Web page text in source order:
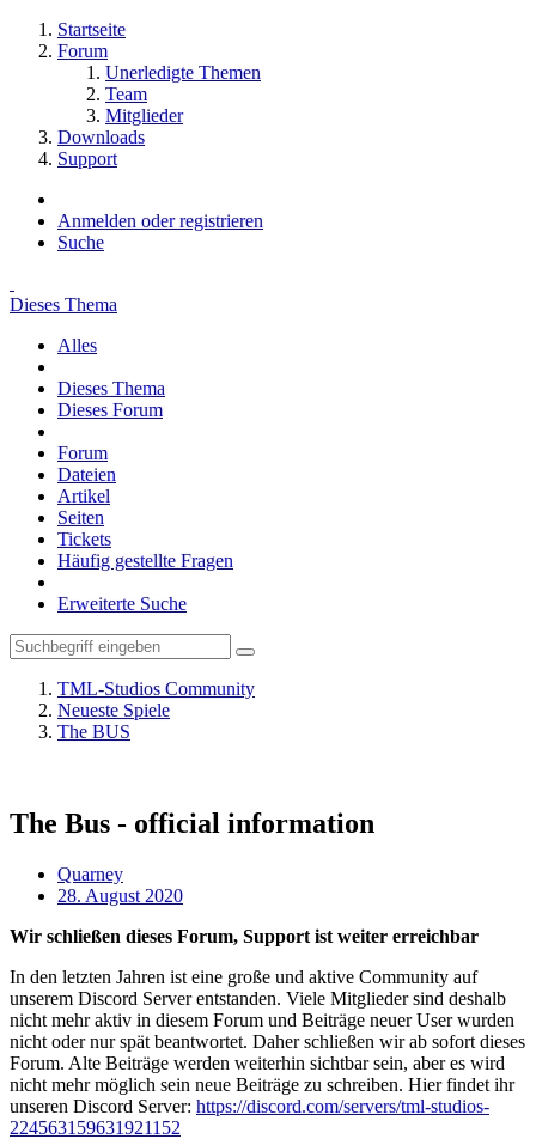
Startseite
Forum
Unerledigte Themen
Team
Mitglieder
Downloads
Support
Anmelden oder registrieren
Suche
Dieses Thema
Alles
Dieses Thema
Dieses Forum
Forum
Dateien
Artikel
Seiten
Tickets
Häufig gestellte Fragen
Erweiterte Suche
TML-Studios Community
Neueste Spiele
The BUS
The Bus - official information
Quarney
28. August 2020
Wir schließen dieses Forum, Support ist weiter erreichbar
In den letzten Jahren ist eine große und aktive Community auf
unserem Discord Server entstanden. Viele Mitglieder sind deshalb
nicht mehr aktiv in diesem Forum und Beiträge neuer User wurden
nicht oder nur spät beantwortet. Daher schließen wir ab sofort dieses
Forum. Alte Beiträge werden weiterhin sichtbar sein, aber es wird
nicht mehr möglich sein neue Beiträge zu schreiben. Hier findet ihr
unseren Discord Server: https://discord.com/servers/tml-studios-
224563159631921152